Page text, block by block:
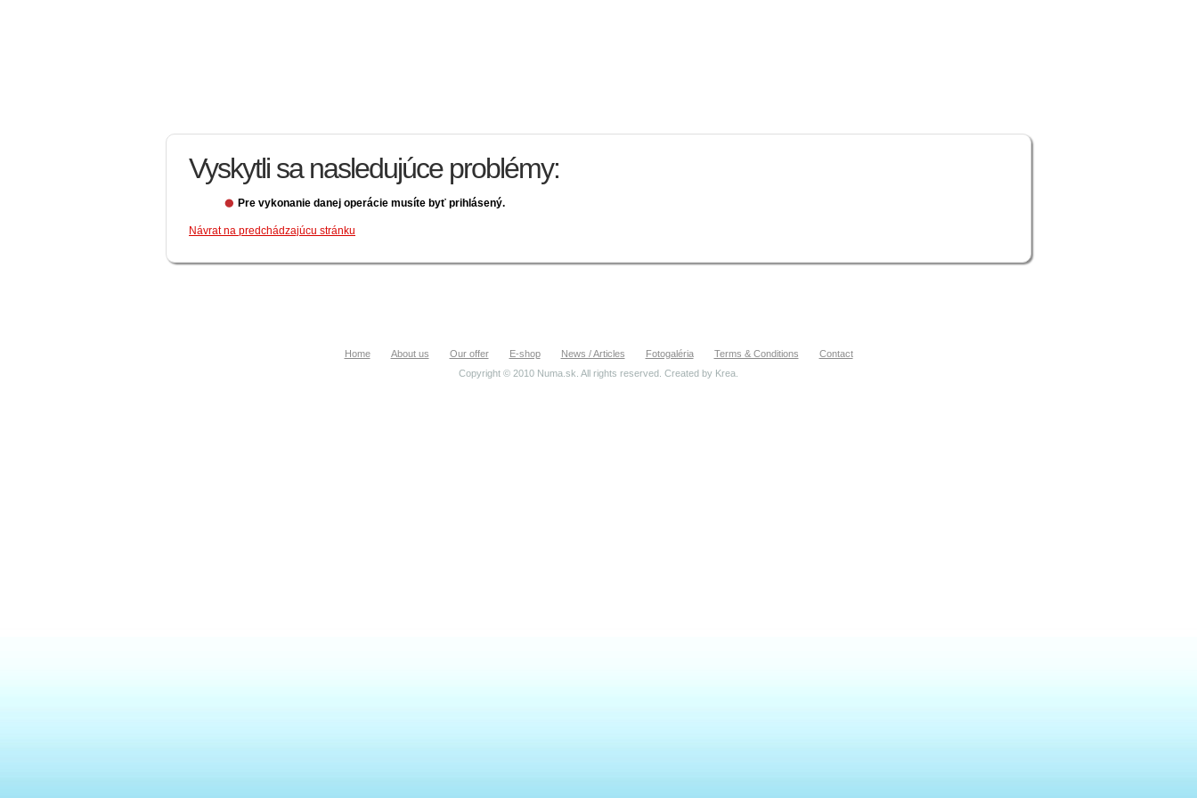
Vyskytli sa nasledujúce problémy:
Pre vykonanie danej operácie musíte byť prihlásený.
Návrat na predchádzajúcu stránku
Home About us Our offer E-shop News / Articles Fotogaléria Terms & Conditions
Contact
Copyright © 2010 Numa.sk. All rights reserved. Created by Krea